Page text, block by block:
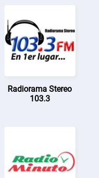
Radiorama Stereo
103.3